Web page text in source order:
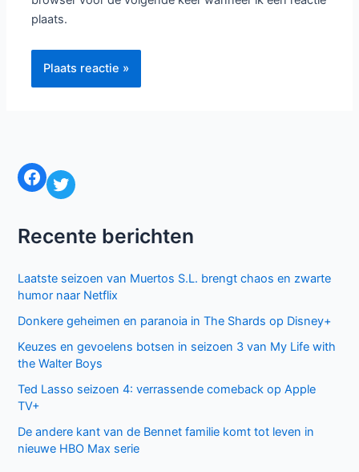
plaats.
Facebook Twitter
Recente berichten
Laatste seizoen van Muertos S.L. brengt chaos en zwarte
humor naar Netflix
Donkere geheimen en paranoia in The Shards op Disney+
Keuzes en gevoelens botsen in seizoen 3 van My Life with
the Walter Boys
Ted Lasso seizoen 4: verrassende comeback op Apple
TV+
De andere kant van de Bennet familie komt tot leven in
nieuwe HBO Max serie